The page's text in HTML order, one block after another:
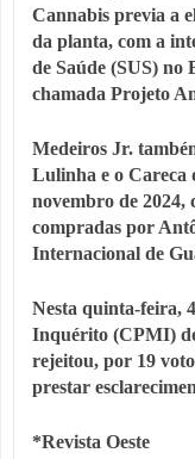
Cannabis previa a
da planta, com a
de Saúde (SUS) no
chamada Projeto
Medeiros Jr.
Lulinha e o Careca
novembro de 2024,
compradas por
Internacional de
Nesta quinta-feira,
Inquérito (CPMI)
rejeitou, por 19
prestar
*Revista Oeste